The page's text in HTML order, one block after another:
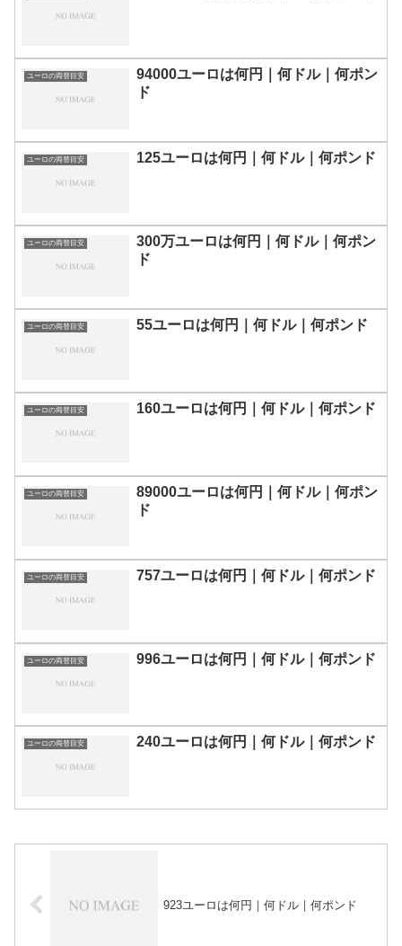
ユーロの両替目安
94000ユーロは何円｜何ドル｜何ポン
ド
ユーロの両替目安 125ユーロは何円｜何ドル｜何ポンド
ユーロの両替目安
300万ユーロは何円｜何ドル｜何ポン
ド
ユーロの両替目安 55ユーロは何円｜何ドル｜何ポンド
ユーロの両替目安 160ユーロは何円｜何ドル｜何ポンド
ユーロの両替目安
89000ユーロは何円｜何ドル｜何ポン
ド
ユーロの両替目安 757ユーロは何円｜何ドル｜何ポンド
ユーロの両替目安 996ユーロは何円｜何ドル｜何ポンド
ユーロの両替目安 240ユーロは何円｜何ドル｜何ポンド
923ユーロは何円｜何ドル｜何ポンド